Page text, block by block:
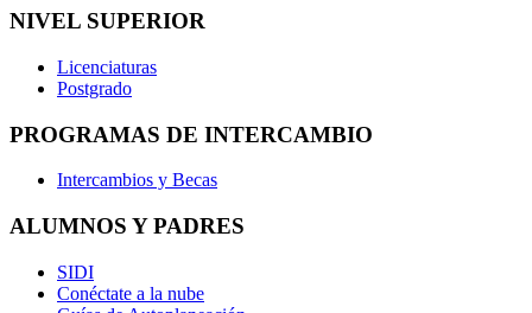
NIVEL SUPERIOR
Licenciaturas
Postgrado
PROGRAMAS DE INTERCAMBIO
Intercambios y Becas
ALUMNOS Y PADRES
SIDI
Conéctate a la nube